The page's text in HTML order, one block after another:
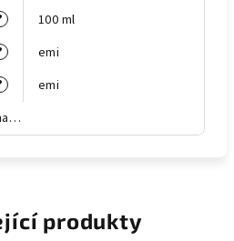
100 ml
emi
emi
produkty